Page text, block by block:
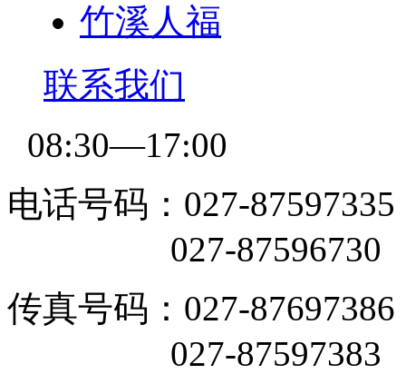
竹溪人福
联系我们
08:30—17:00
电话号码：027-87597335
027-87596730
传真号码：027-87697386
027-87597383